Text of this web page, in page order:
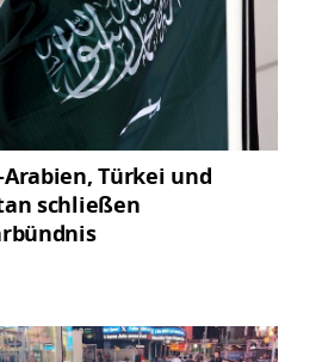
Arabien, Türkei und
schließen